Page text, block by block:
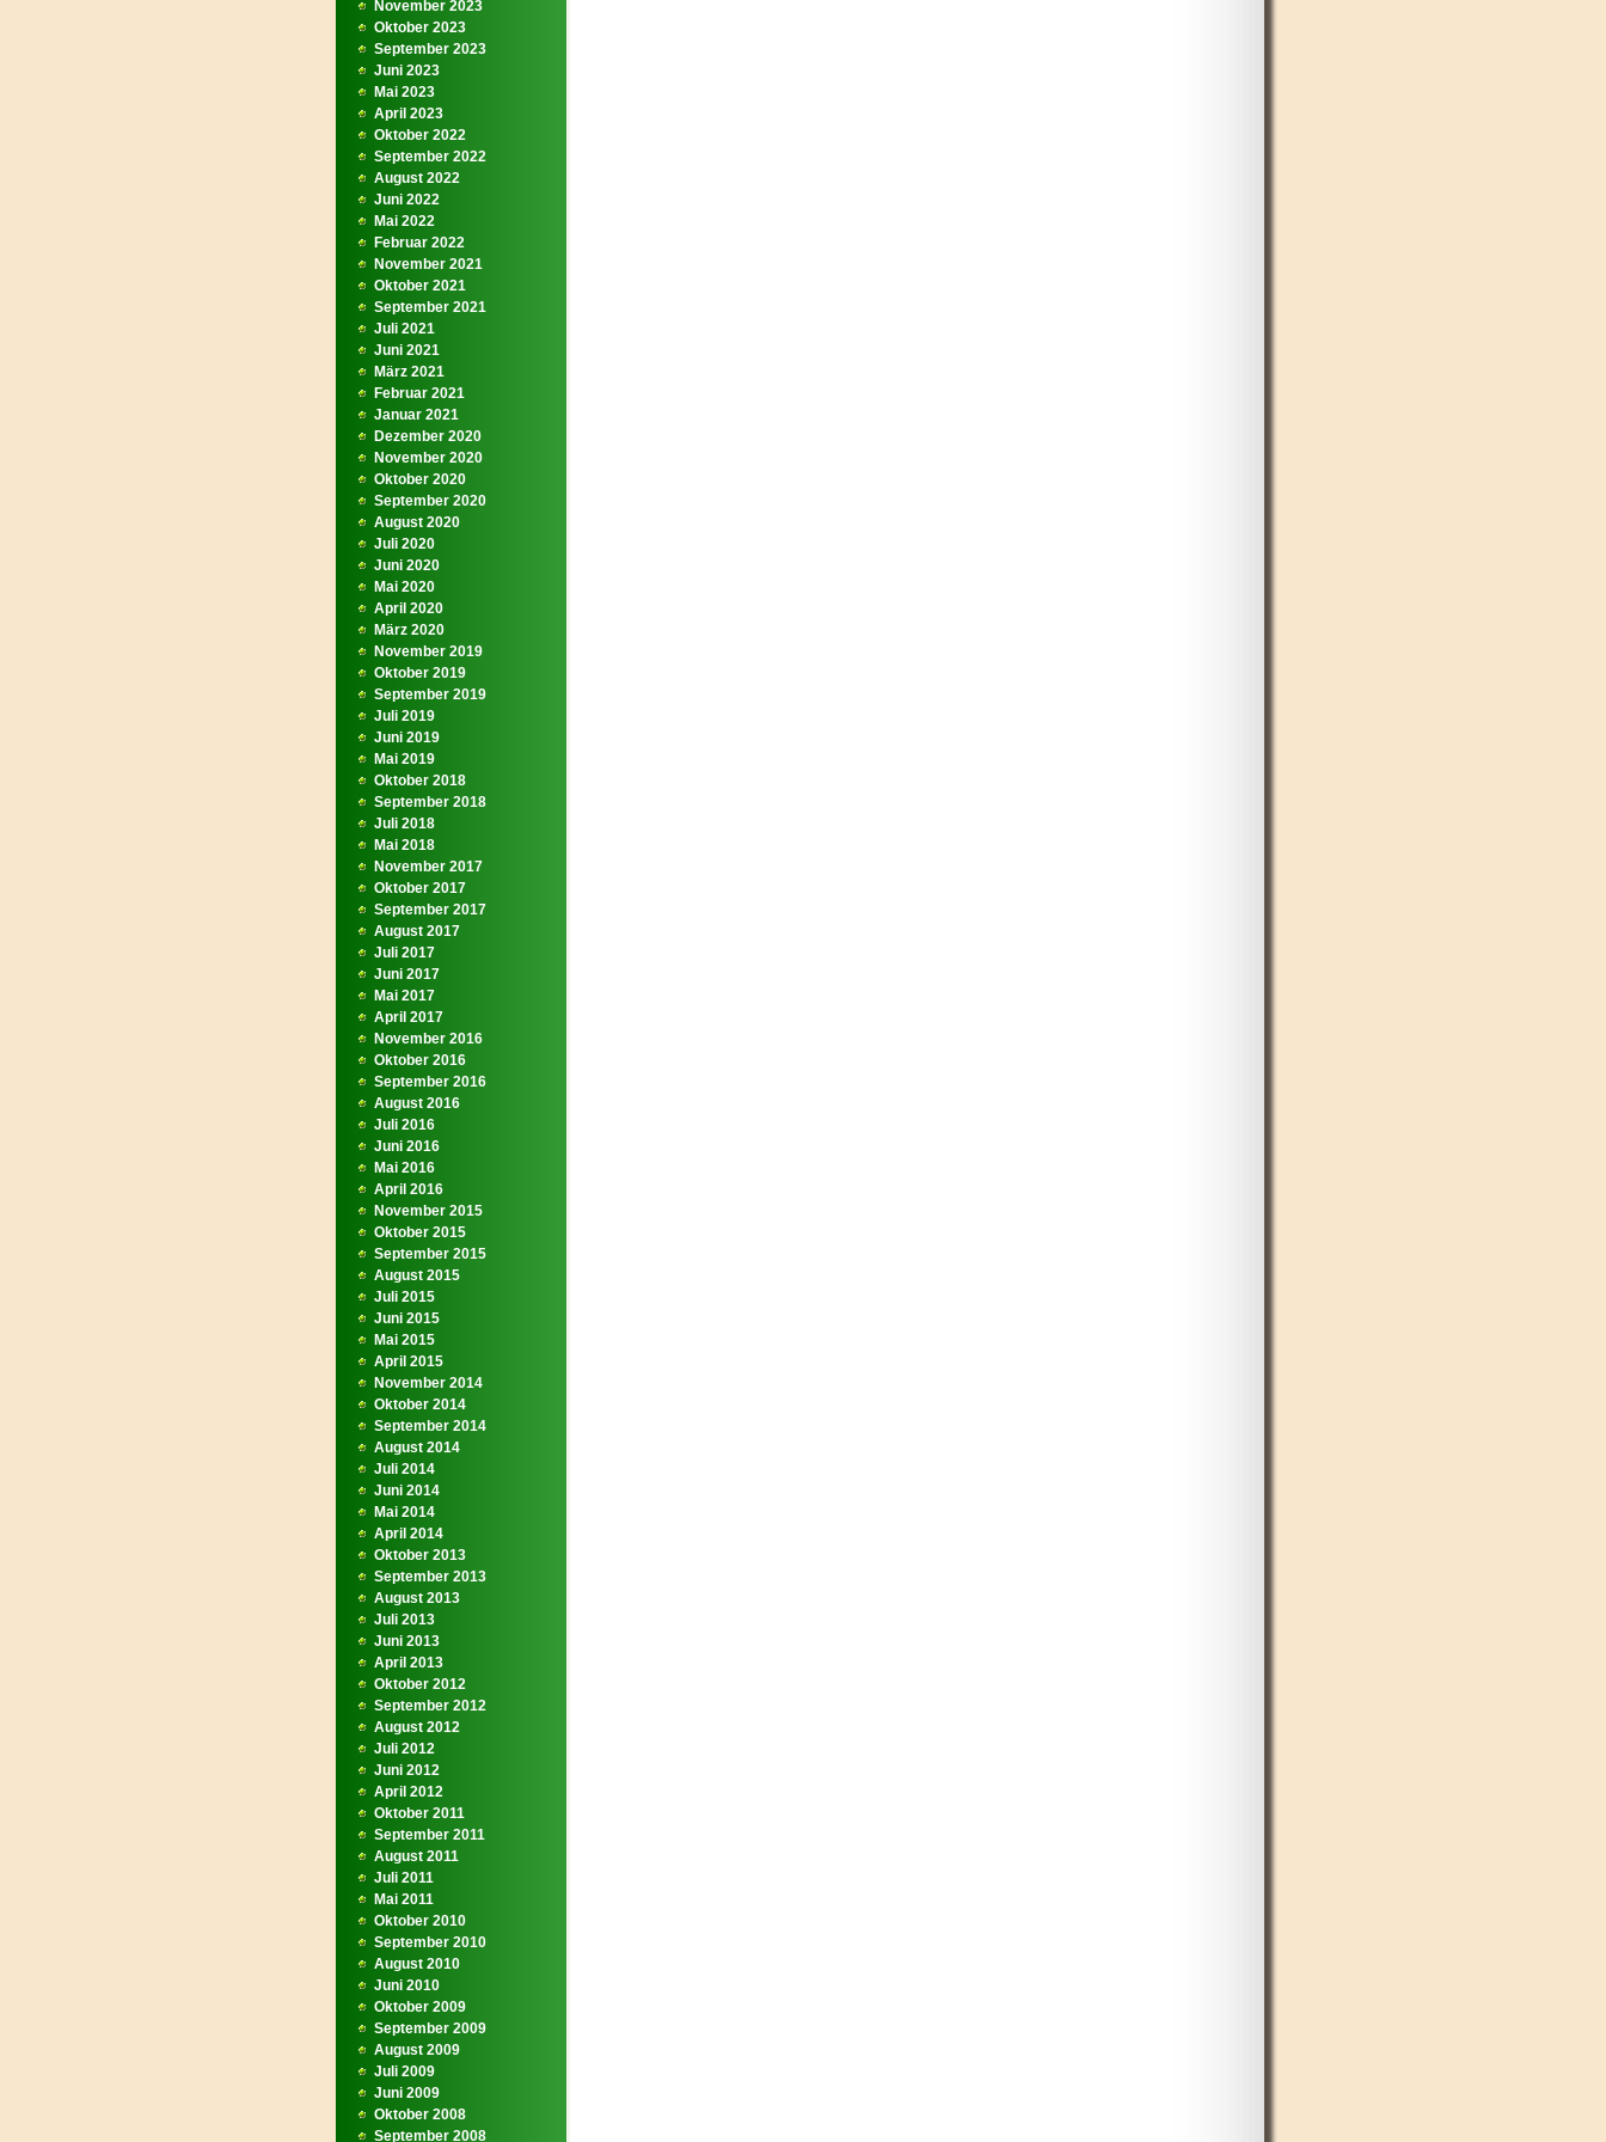
November 2023
Oktober 2023
September 2023
Juni 2023
Mai 2023
April 2023
Oktober 2022
September 2022
August 2022
Juni 2022
Mai 2022
Februar 2022
November 2021
Oktober 2021
September 2021
Juli 2021
Juni 2021
März 2021
Februar 2021
Januar 2021
Dezember 2020
November 2020
Oktober 2020
September 2020
August 2020
Juli 2020
Juni 2020
Mai 2020
April 2020
März 2020
November 2019
Oktober 2019
September 2019
Juli 2019
Juni 2019
Mai 2019
Oktober 2018
September 2018
Juli 2018
Mai 2018
November 2017
Oktober 2017
September 2017
August 2017
Juli 2017
Juni 2017
Mai 2017
April 2017
November 2016
Oktober 2016
September 2016
August 2016
Juli 2016
Juni 2016
Mai 2016
April 2016
November 2015
Oktober 2015
September 2015
August 2015
Juli 2015
Juni 2015
Mai 2015
April 2015
November 2014
Oktober 2014
September 2014
August 2014
Juli 2014
Juni 2014
Mai 2014
April 2014
Oktober 2013
September 2013
August 2013
Juli 2013
Juni 2013
April 2013
Oktober 2012
September 2012
August 2012
Juli 2012
Juni 2012
April 2012
Oktober 2011
September 2011
August 2011
Juli 2011
Mai 2011
Oktober 2010
September 2010
August 2010
Juni 2010
Oktober 2009
September 2009
August 2009
Juli 2009
Juni 2009
Oktober 2008
September 2008